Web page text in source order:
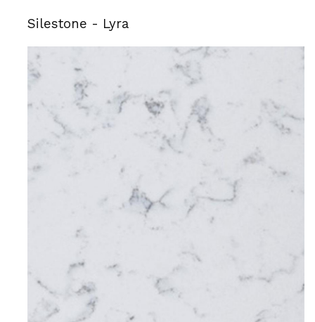
Silestone - Lyra